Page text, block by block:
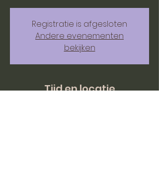
Registratie is afgesloten
Andere evenementen
bekijken
Tijd en locatie